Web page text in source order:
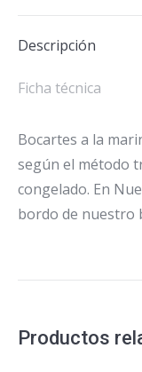
Descripción
Ficha técnica
Bocartes a la
según el método
congelado. En
bordo de nuestro
Productos